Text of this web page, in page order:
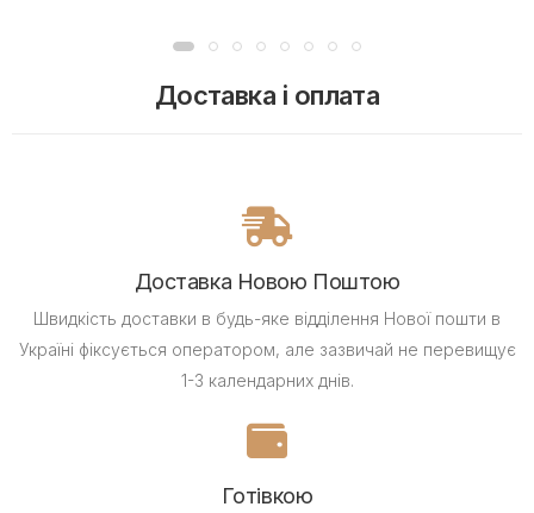
Доставка і оплата
Доставка Новою Поштою
Швидкість доставки в будь-яке відділення Нової пошти в
Україні фіксується оператором, але зазвичай не перевищує
1-3 календарних днів.
Готівкою